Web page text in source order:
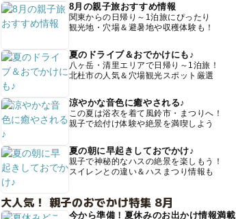
8月の親子旅おすすめ情報
関東からの日帰り～1泊旅にぴったり
観光地・穴場＆避暑地や収穫体験も！
夏のドライブ＆おでかけにも♪
八ヶ岳・清里エリアで日帰り～1泊旅！
北杜市の人気＆穴場観光スポット厳選
涼やかな音色に癒やされる♪
この夏は浴衣を着て風鈴市・まつりへ！
親子で絵付け体験や絶景を満喫しよう
夏の朝に早起きしておでかけ♪
親子で神秘的なハスの絶景を楽しもう！
スイレンとの違い＆ハスまつり情報も
大人気！ 親子のおでかけ特集 8月
今から準備！夏休みのお出かけ情報満載